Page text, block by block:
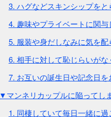
3. ハグなどスキンシップをと
4. 趣味やプライベートに関
5. 服装や身だしなみに気を配
6. 相手に対して恥じらいがな
7. お互いの誕生日や記念日
▼マンネリカップルに陥ってし
1. 同棲していて毎日一緒に過